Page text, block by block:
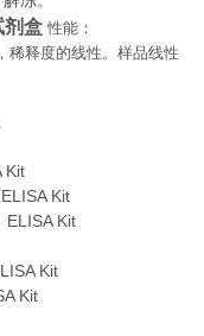
剂盒性能：
稀释度的线性。样品线性
Kit
Kit
ELISA Kit
Kit
Kit